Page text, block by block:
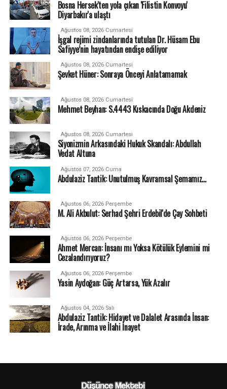
Bosna Hersek'ten yola çıkan 'Filistin Konvoyu'
Diyarbakır'a ulaştı
Ağustos 08, 2026 Cumartesi
İşgal rejimi zindanlarında tutulan Dr. Hüsam Ebu
Safiyye’nin hayatından endişe ediliyor
Ağustos 08, 2026 Cumartesi
Şevket Hüner: Sonraya Önceyi Anlatamamak
Ağustos 08, 2026 Cumartesi
Mehmet Beyhan: S.4443 Kıskacında Doğu Akdeniz
Ağustos 08, 2026 Cumartesi
Siyonizmin Arkasındaki Hukuk Skandalı: Abdullah
Vedat Altuna
Ağustos 07, 2026 Cuma
Abdulaziz Tantik: Unutulmuş Kavramsal Şemamız…
Ağustos 06, 2026 Perşembe
M. Ali Akbulut: Serhad Şehri Erdebil'de Çay Sohbeti
Ağustos 06, 2026 Perşembe
Ahmet Mercan: İnsanı mı Yoksa Kötülük Eylemini mi
Cezalandırıyoruz?
Ağustos 06, 2026 Perşembe
Yasin Aydoğan: Güç Artarsa, Yük Azalır
Ağustos 04, 2026 Salı
Abdulaziz Tantik: Hidayet ve Dalalet Arasında İnsan:
İrade, Arınma ve İlahi İnayet